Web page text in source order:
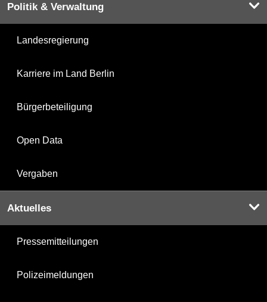
Politik & Verwaltung
Landesregierung
Karriere im Land Berlin
Bürgerbeteiligung
Open Data
Vergaben
Aktuelles
Pressemitteilungen
Polizeimeldungen